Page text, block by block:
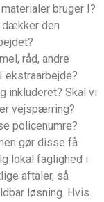
bruger I?
dækker den
råd, andre
inkluderet? Skal vi
vejspærring?
policenumre?
gør disse få
lokal faglighed i
aftaler, så
løsning. Hvis